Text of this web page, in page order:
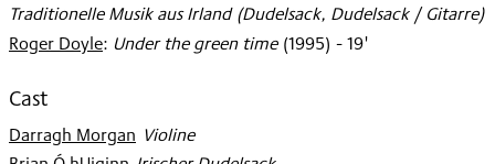
Traditionelle Musik aus Irland (Dudelsack, Dudelsack / Gitarre)
Roger Doyle: Under the green time (1995) - 19'
Cast
Darragh Morgan: Violine